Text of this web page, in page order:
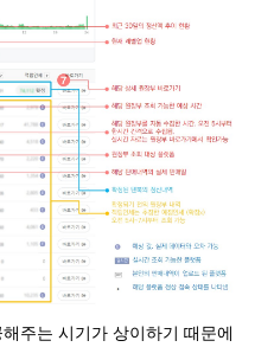
주는 시기가 상이하기 때문에